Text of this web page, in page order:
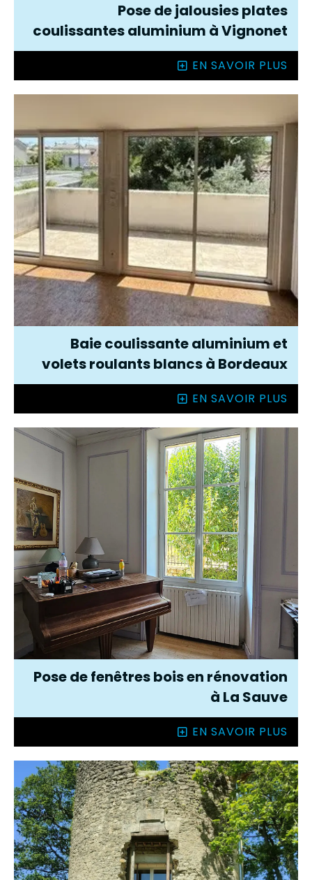
Pose de jalousies plates
coulissantes aluminium à Vignonet
EN SAVOIR PLUS
Baie coulissante aluminium et
volets roulants blancs à Bordeaux
EN SAVOIR PLUS
Pose de fenêtres bois en rénovation
à La Sauve
EN SAVOIR PLUS